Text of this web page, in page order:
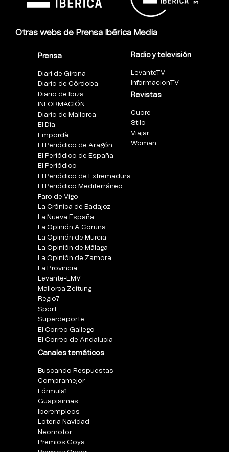
Otras webs de Prensa Ibérica Media
Prensa
Diari de Girona
Diario de Córdoba
Diario de Ibiza
INFORMACIÓN
Diario de Mallorca
El Día
Empordà
El Periódico de Aragón
El Periódico de España
El Periódico
El Periódico de Extremadura
El Periódico Mediterráneo
Faro de Vigo
La Crónica de Badajoz
La Nueva España
La Opinión A Coruña
La Opinión de Murcia
La Opinión de Málaga
La Opinión de Zamora
La Provincia
Levante-EMV
Mallorca Zeitung
Regio7
Sport
Superdeporte
El Correo Gallego
El Correo de Andalucia
Canales temáticos
Buscando Respuestas
Compramejor
Fórmula1
Guapisimas
Iberempleos
Loteria Navidad
Neomotor
Premios Goya
Radio y televisión
LevanteTV
InformacionTV
Revistas
Cuore
Stilo
Viajar
Woman